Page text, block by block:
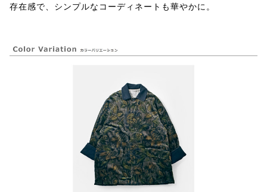
存在感で、シンプルなコーディネートも華やかに。